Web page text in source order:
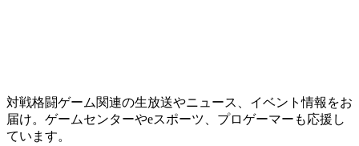
対戦格闘ゲーム関連の生放送やニュース、イベント情報をお
届け。ゲームセンターやeスポーツ、プロゲーマーも応援し
ています。